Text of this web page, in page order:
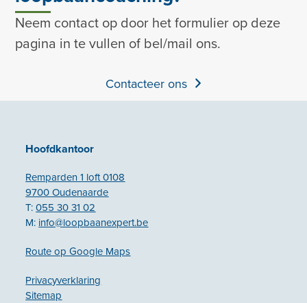
Neem contact op door het formulier op deze
pagina in te vullen of bel/mail ons.
Contacteer ons
Hoofdkantoor
Remparden 1 loft 0108
9700 Oudenaarde
T:055 30 31 02
M: info@loopbaanexpert.be
Route op Google Maps
Privacyverklaring
Sitemap